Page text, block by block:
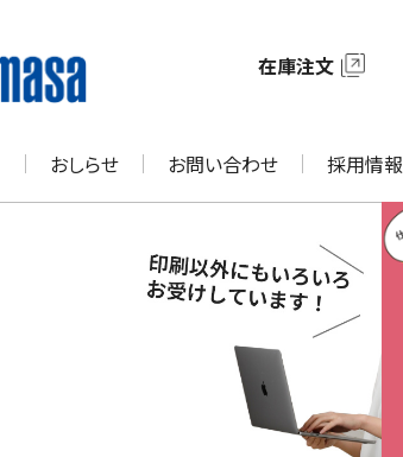
在庫注文
おしらせ お問い合わせ 採用情報